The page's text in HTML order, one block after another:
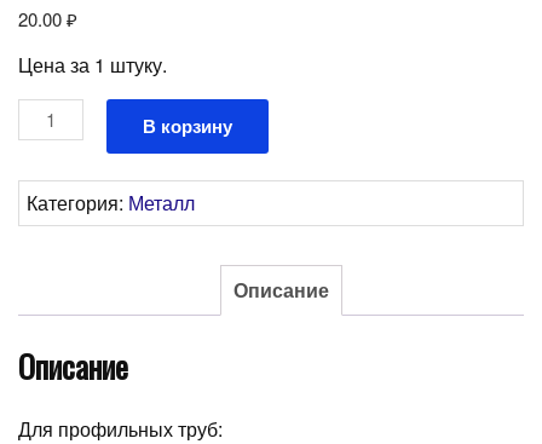
20.00₽
Цена за 1 штуку.
Количество
товара
для
труб
В корзину
Категория: Металл
Описание
Описание
Для профильных труб: